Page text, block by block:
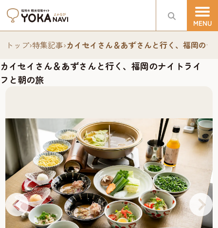
トップ›特集記事›カイセイさん＆あずさんと行く、福岡の
カイセイさん＆あずさんと行く、福岡のナイトライ
フと朝の旅